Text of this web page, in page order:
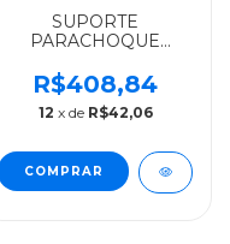
SUPORTE
PARACHOQUE
VOLKSWAGEN FADO
13190/15190/13170/
- 2VF807131
R$408,84
12 x de R$42,06